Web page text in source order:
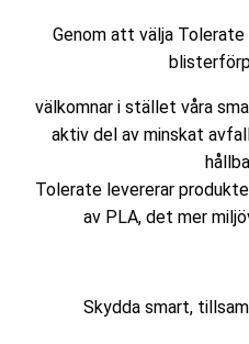
Genom att välja
välkomnar i stället våra
aktiv del av minskat
Tolerate levererar
av PLA, det mer
Skydda smart,